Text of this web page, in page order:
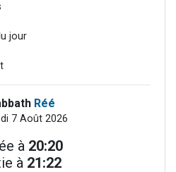
jour
Réé
7 Août 2026
à 20:20
à 21:22